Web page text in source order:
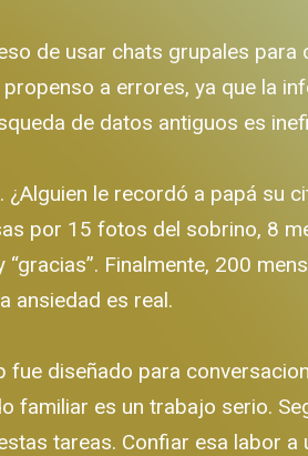
de usar chats grupales
a errores, ya que la
de datos antiguos es
le recordó a papá su
por 15 fotos del sobrino, 8
Finalmente, 200
ansiedad es real.
diseñado para
es un trabajo serio.
tareas. Confiar esa labor